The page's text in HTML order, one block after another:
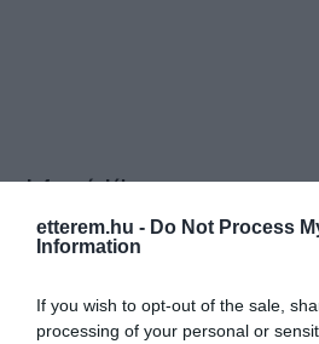
etterem.hu - Do Not Process
Information
If you wish to opt-out of the sale,
processing of your personal or
Információk
Nyitvatartás: Ma: Zárva
Felszereltség:
Parkoló